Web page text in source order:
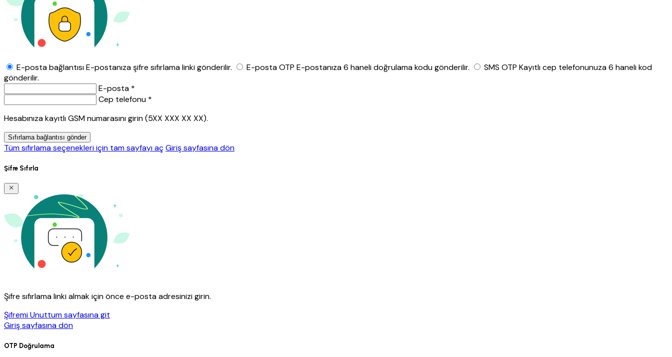
E-posta bağlantısıE-postanıza şifre sıfırlama linki gönderilir. E-posta OTP E-postanıza 6 haneli doğrulama kodu gönderilir. SMS OTP Kayıtlı cep telefonunuza 6 haneli kod
gönderilir.
E-posta *
Cep telefonu *
Hesabınıza kayıtlı GSM numarasını girin (5XX XXX XX XX).
Sıfırlama bağlantısı gönder
Tüm sıfırlama seçenekleri için tam sayfayı açGiriş sayfasına dön
Şifre Sıfırla
Şifre sıfırlama linki almak için önce e-posta adresinizi girin.
Şifremi Unuttum sayfasına git
Giriş sayfasına dön
OTP Doğrulama